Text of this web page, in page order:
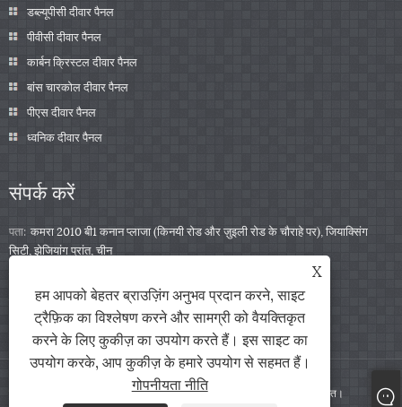
डब्ल्यूपीसी दीवार पैनल
पीवीसी दीवार पैनल
कार्बन क्रिस्टल दीवार पैनल
बांस चारकोल दीवार पैनल
पीएस दीवार पैनल
ध्वनिक दीवार पैनल
संपर्क करें
पता: कमरा 2010 बी1 कनान प्लाजा (किनयी रोड और ज़ुइली रोड के चौराहे पर), जियाक्सिंग
सिटी, झेजियांग प्रांत, चीन
info@zjarris.com
कॉपीराइट © 2025 झेजियांग एरिस आईएमपी एंड एक्सपी कं, लिमिटेड सर्वाधिकार सुरक्षित।
X
हम आपको बेहतर ब्राउज़िंग अनुभव प्रदान करने, साइट
ट्रैफ़िक का विश्लेषण करने और सामग्री को वैयक्तिकृत
करने के लिए कुकीज़ का उपयोग करते हैं। इस साइट का
उपयोग करके, आप कुकीज़ के हमारे उपयोग से सहमत हैं।
गोपनीयता नीति